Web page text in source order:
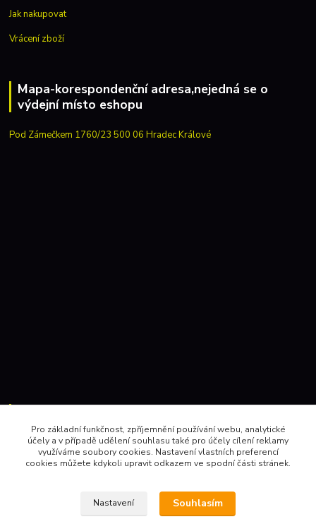
Jak nakupovat
Vrácení zboží
Mapa-korespondenční adresa,nejedná se o
výdejní místo eshopu
Pod Zámečkem 1760/23 500 06 Hradec Králové
604 157410 , 602 345528
Pro základní funkčnost, zpříjemnění používání webu, analytické
účely a v případě udělení souhlasu také pro účely cílení reklamy
využíváme soubory cookies. Nastavení vlastních preferencí
cookies můžete kdykoli upravit odkazem ve spodní části stránek.
Nastavení Souhlasím